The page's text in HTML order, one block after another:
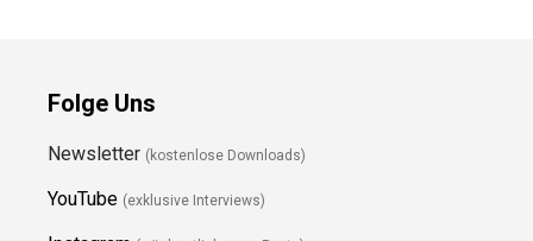
Folge Uns
Newsletter (kostenlose Downloads)
YouTube (exklusive Interviews)